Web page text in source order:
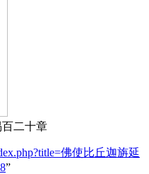
二十章
佛使比丘迦旃延
”